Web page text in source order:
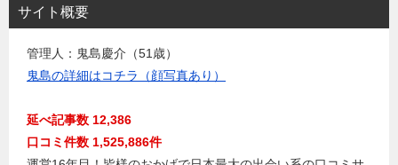
サイト概要
管理人：鬼島慶介（51歳）
鬼島の詳細はコチラ（顔写真あり）
延べ記事数 12,386
口コミ件数 1,525,886件